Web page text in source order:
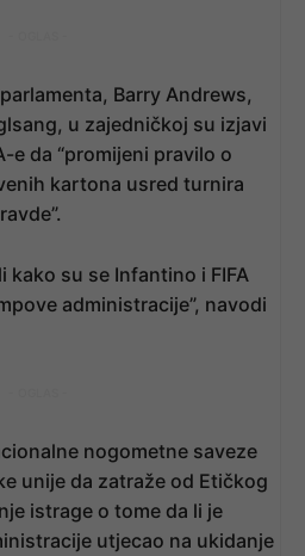
Barry Andrews,
u zajedničkoj su izjavi
e da “promijeni pravilo o
kartona usred turnira
kako su se Infantino i FIFA
administracije”, navodi
nogometne saveze
unije da zatraže od Etičkog
istrage o tome da li je
utjecao na ukidanje